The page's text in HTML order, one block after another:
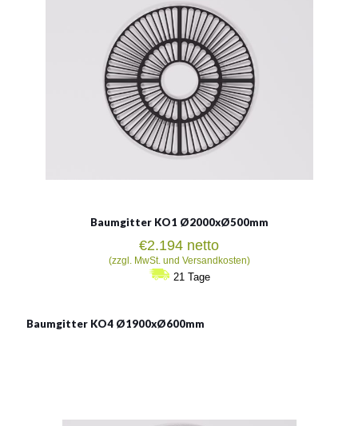
Baumgitter KO1 Ø2000xØ500mm
€2.194 netto
(zzgl. MwSt. und Versandkosten)
21 Tage
Baumgitter KO4 Ø1900xØ600mm
Material: